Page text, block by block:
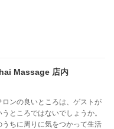
Massage 店内
ロンの良いところは、ゲストが
ところではないでしょうか。
うちに周りに気をつかって生活